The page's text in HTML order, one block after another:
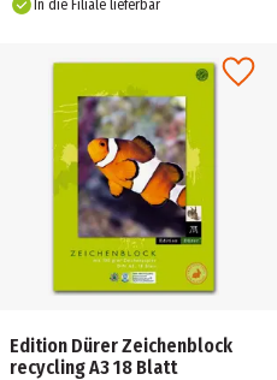
In die Filiale lieferbar
Edition Dürer Zeichenblock
recycling A3 18 Blatt